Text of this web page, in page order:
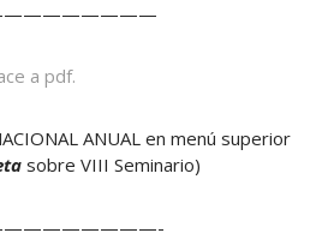
a pdf.
ANUAL en menú superior
sobre VIII Seminario)